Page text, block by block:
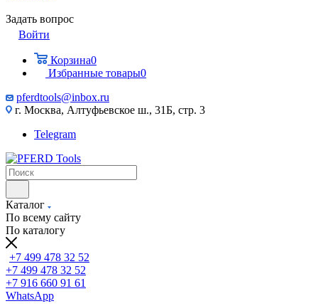
Задать вопрос
Войти
Корзина0
Избранные товары0
pferdtools@inbox.ru
г. Москва, Алтуфьевское ш., 31Б, стр. 3
Telegram
Каталог
По всему сайту
По каталогу
+7 499 478 32 52
+7 499 478 32 52
+7 916 660 91 61
WhatsApp